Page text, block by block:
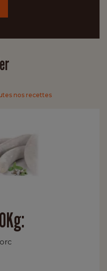
nos recettes